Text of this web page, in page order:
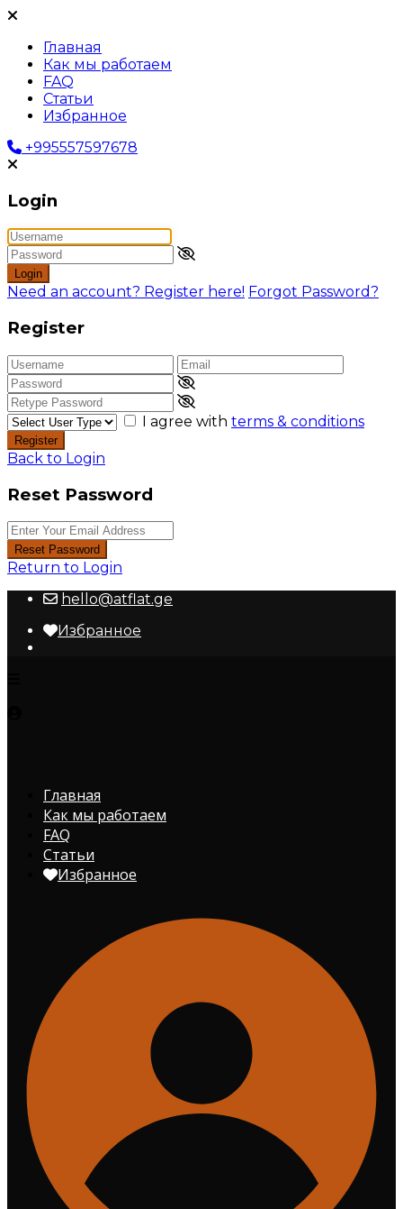
Главная
Как мы работаем
FAQ
Статьи
Избранное
+995557597678
Login
Login
Need an account? Register here! Forgot Password?
Register
I agree with terms & conditions
Register
Back to Login
Reset Password
Reset Password
Return to Login
hello@atflat.ge
Избранное
Главная
Как мы работаем
FAQ
Статьи
Избранное